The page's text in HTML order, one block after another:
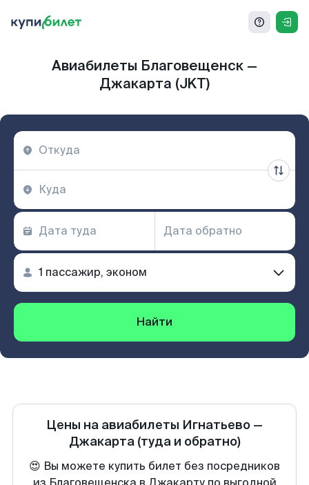
Авиабилеты Благовещенск —
Джакарта (JKT)
Найти
Цены на авиабилеты Игнатьево —
Джакарта (туда и обратно)
😍 Вы можете купить билет без посредников